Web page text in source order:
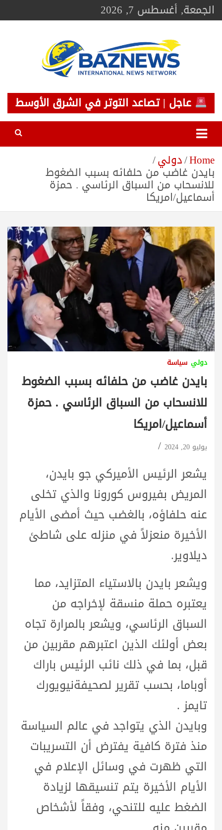
Skip
toالجمعة, أغسطس 7, 2026
BAZNEWS
شبكة باز الإخبارية
عاجل | تصاعد التوتر في الشرق الأوسط
Home دولي
بايدن غاضب من حلفائه بسبب الضغوط
للانسحاب من السباق الرئاسي . حمزة
أسماعيل/امريكا
دولي سياسة
بايدن غاضب من حلفائه بسبب الضغوط
للانسحاب من السباق الرئاسي . حمزة
أسماعيل/امريكا
يوليو 20, 2024
يشعر الرئيس الأميركي جو بايدن،
المريض بفيروس كورونا والذي تخلى
عنه حلفاؤه، بالغضب حيث أمضى الأيام
الأخيرة منعزلاً في منزله على شاطئ
ديلاوير.
ويشعر بايدن بالاستياء المتزايد، مما
يعتبره حملة منسقة لإخراجه من
السباق الرئاسي، ويشعر بالمرارة تجاه
بعض أولئك الذين اعتبرهم مقربين من
قبل، بما في ذلك نائب الرئيس باراك
أوباما، بحسب تقرير لصحيفةنيويورك
تايمز .
وبايدن الذي يتواجد في عالم السياسة
منذ فترة كافية يفترض أن التسريبات
التي ظهرت في وسائل الإعلام في
الأيام الأخيرة يتم تنسيقها لزيادة
الضغط عليه للتنحي، وفقاً لأشخاص